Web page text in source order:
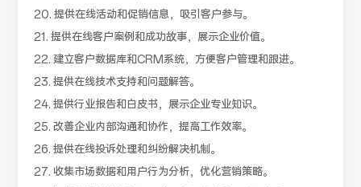
20. 提供在线活动和促销信息，吸引客户参与。
21. 提供在线客户案例和成功故事，展示企业价值。
22. 建立客户数据库和CRM系统，方便客户管理和跟进。
23. 提供在线技术支持和问题解答。
24. 提供行业报告和白皮书，展示企业专业知识。
25. 改善企业内部沟通和协作，提高工作效率。
26. 提供在线投诉处理和纠纷解决机制。
27. 收集市场数据和用户行为分析，优化营销策略。